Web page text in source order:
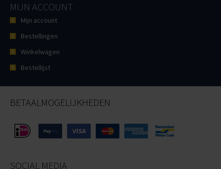
MIJN ACCOUNT
Mijn account
Bestellingen
Winkelwagen
Bestellijst
BETAALMOGELIJKHEDEN
SOCIAL MEDIA